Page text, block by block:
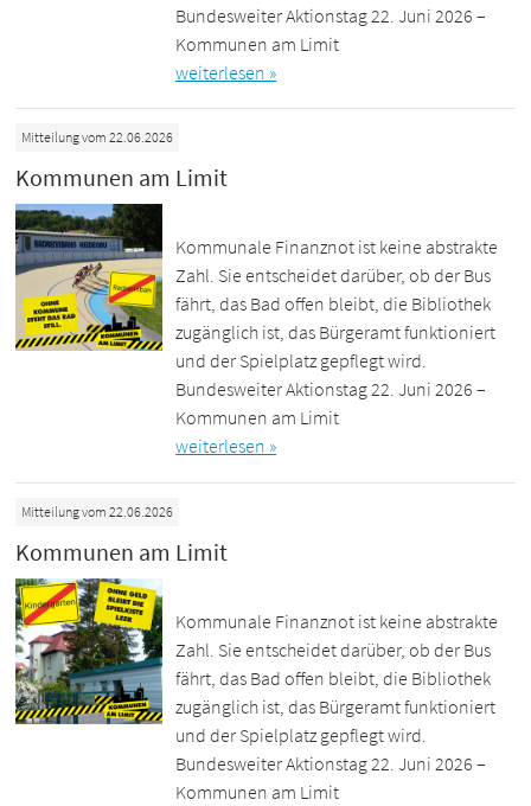
Bundesweiter Aktionstag 22. Juni 2026 –
Kommunen am Limit
weiterlesen »
Mitteilung vom 22.06.2026
Kommunen am Limit
Kommunale Finanznot ist keine abstrakte
Zahl. Sie entscheidet darüber, ob der Bus
fährt, das Bad offen bleibt, die Bibliothek
zugänglich ist, das Bürgeramt funktioniert
und der Spielplatz gepflegt wird.
Bundesweiter Aktionstag 22. Juni 2026 –
Kommunen am Limit
weiterlesen »
Mitteilung vom 22.06.2026
Kommunen am Limit
Kommunale Finanznot ist keine abstrakte
Zahl. Sie entscheidet darüber, ob der Bus
fährt, das Bad offen bleibt, die Bibliothek
zugänglich ist, das Bürgeramt funktioniert
und der Spielplatz gepflegt wird.
Bundesweiter Aktionstag 22. Juni 2026 –
Kommunen am Limit